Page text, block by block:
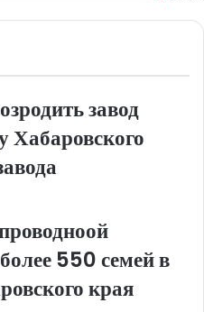
завод
Хабаровского
550 семей в
края